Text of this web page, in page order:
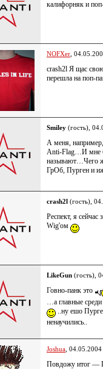
калифорняк и
NOFXer ,
crash2l Я щас свою
перешла на поп-
Smiley (гость),
А меня,
Anti-Flag…И мне
называют…Чего
ГрОб, Пурген и
crash2l (гость),
Респект, я
Wig'ом
LikeGun (гость),
Говно-панк это
…а главные
..ну ешо
ненаучились..
Joshua ,
Повдожу итог —